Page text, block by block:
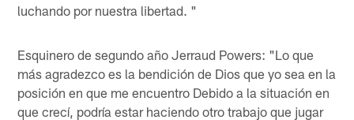
luchando por nuestra libertad. "
Esquinero de segundo año Jerraud Powers: "Lo que
más agradezco es la bendición de Dios que yo sea en la
posición en que me encuentro Debido a la situación en
que crecí, podría estar haciendo otro trabajo que jugar